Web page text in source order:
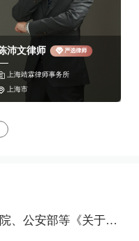
员签订、履行合同失
染病防治失职罪，商
不解救被拐卖、绑架
物损毁、流失罪。
事案件罪，滥用管理
征、少征税款罪，徇
沛文律师 严选律师
上海靖霖律师事务所
上海市
最高人民法院、最高人民检察院、公安部等《关于印发〈关于对司法工作人员在诉讼活动中的渎职行为加强法律监督的若干规定(试行)〉的通知》